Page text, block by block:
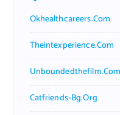
Okhealthcareers.com
Theintexperience.com
Unboundedthefilm.com
Catfriends-Bg.org